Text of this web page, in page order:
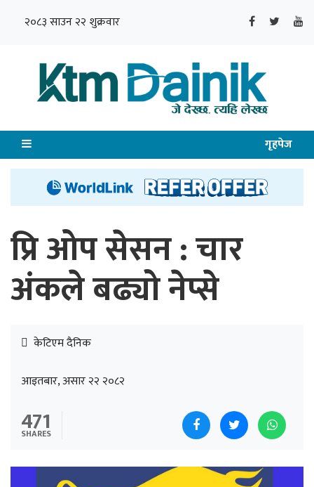
२०८३ साउन २२ शुक्रवार
गृहपेज
प्रि ओप सेसन : चार
अंकले बढ्यो नेप्से
केटिएम दैनिक
आइतबार, असार २२ २०८२
471
SHARES